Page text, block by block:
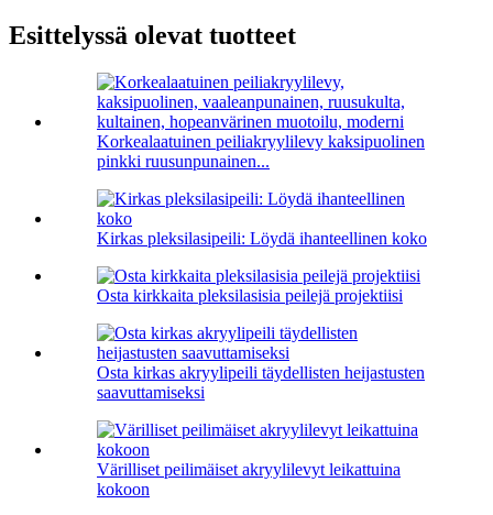
Esittelyssä olevat tuotteet
Korkealaatuinen peiliakryylilevy kaksipuolinen
pinkki ruusunpunainen...
Kirkas pleksilasipeili: Löydä ihanteellinen koko
Osta kirkkaita pleksilasisia peilejä projektiisi
Osta kirkas akryylipeili täydellisten heijastusten
saavuttamiseksi
Värilliset peilimäiset akryylilevyt leikattuina
kokoon